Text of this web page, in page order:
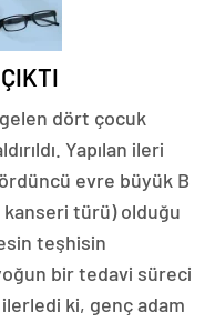
dört çocuk
Yapılan ileri
evre büyük B
türü) olduğu
teşhisin
bir tedavi süreci
ki, genç adam